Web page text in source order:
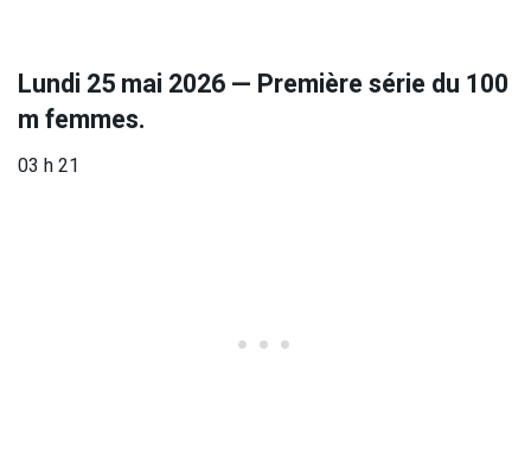
Lundi 25 mai 2026 — Première série du 100
m femmes.
03 h 21